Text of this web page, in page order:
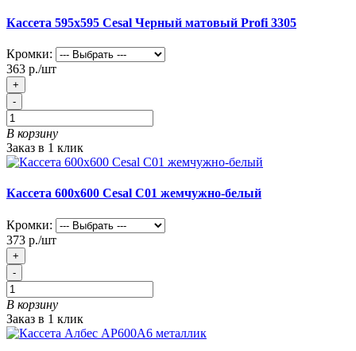
Кассета 595х595 Cesal Черный матовый Profi 3305
Кромки:
363 р./шт
+
-
В корзину
Заказ в 1 клик
Кассета 600х600 Cesal С01 жемчужно-белый
Кромки:
373 р./шт
+
-
В корзину
Заказ в 1 клик